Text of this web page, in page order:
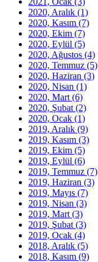
2020, Aralık (1)
2020, Kasım (7)
2020, Ekim (7)
2020, Eylül (5)
2020, Ağustos (4)
2020, Temmuz (5)
2020, Haziran (3)
2020, Nisan (1)
2020, Mart (6)
2020, Şubat (2)
2020, Ocak (1)
2019, Aralık (9)
2019, Kasım (3)
2019, Ekim (5)
2019, Eylül (6)
2019, Temmuz (7)
2019, Haziran (3)
2019, Mayıs (7)
2019, Nisan (3)
2019, Mart (3)
2019, Şubat (3)
2019, Ocak (4)
2018, Aralık (5)
2018, Kasım (9)